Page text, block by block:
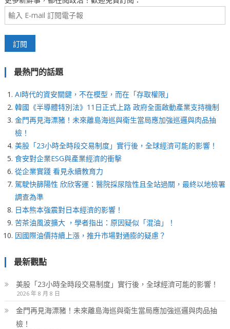
最熱門的話題
AI時代的資安關鍵，不在模型，而在「存取權限」
韓國《半導體特別法》11日正式上路 政府全面啟動產業支持機制
金門再見海漂豬！未來離島海巡與衛生當局應加強巡邏與肉品抽
檢！
美股「23小時全時段交易制度」實行後，全球經濟可能的影響！
食安對企業ESG與產業經濟的衝擊
從企業實踐 看見永續教育力
駕駛快篩陽性 欣欣客運：醫院採尿陰性且全站過關，最終以地檢署
調查為準
日本熊本強震對日本經濟的影響！
苦茶油風波擴大 ，學者指出：原因疑似「混油」！
因國際油價持續上漲，推升市場對通膨的疑慮？
最新觀點
美股「23小時全時段交易制度」實行後，全球經濟可能的影響！
2026 年 8 月 8 日
金門再見海漂豬！未來離島海巡與衛生當局應加強巡邏與肉品抽
檢！